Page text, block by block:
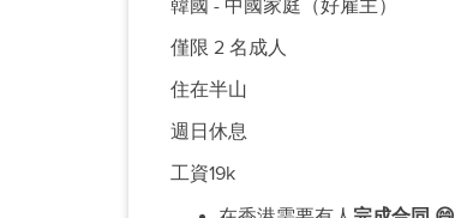
韓國 - 中國家庭（好雇主）
僅限 2 名成人
住在半山
週日休息
工資19k